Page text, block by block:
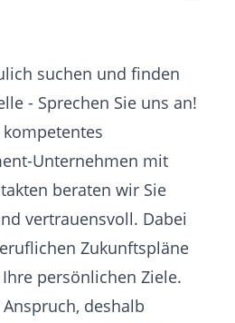
suchen und finden
- Sprechen Sie uns an!
kompetentes
Unternehmen mit
beraten wir Sie
vertrauensvoll. Dabei
Zukunftspläne
persönlichen Ziele.
deshalb